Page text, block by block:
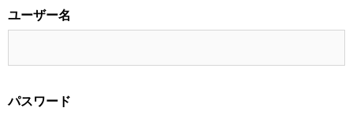
ユーザー名
パスワード